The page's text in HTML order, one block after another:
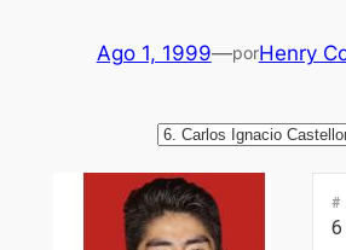
Ago 1, 1999—porHenry
#
6